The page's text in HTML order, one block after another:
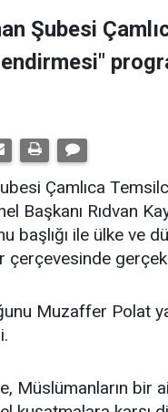
Şubesi
Çamlıca
Başkanı Rıdvan
başlığı ile ülke ve
çerçevesinde
Muzaffer Polat
Müslümanların